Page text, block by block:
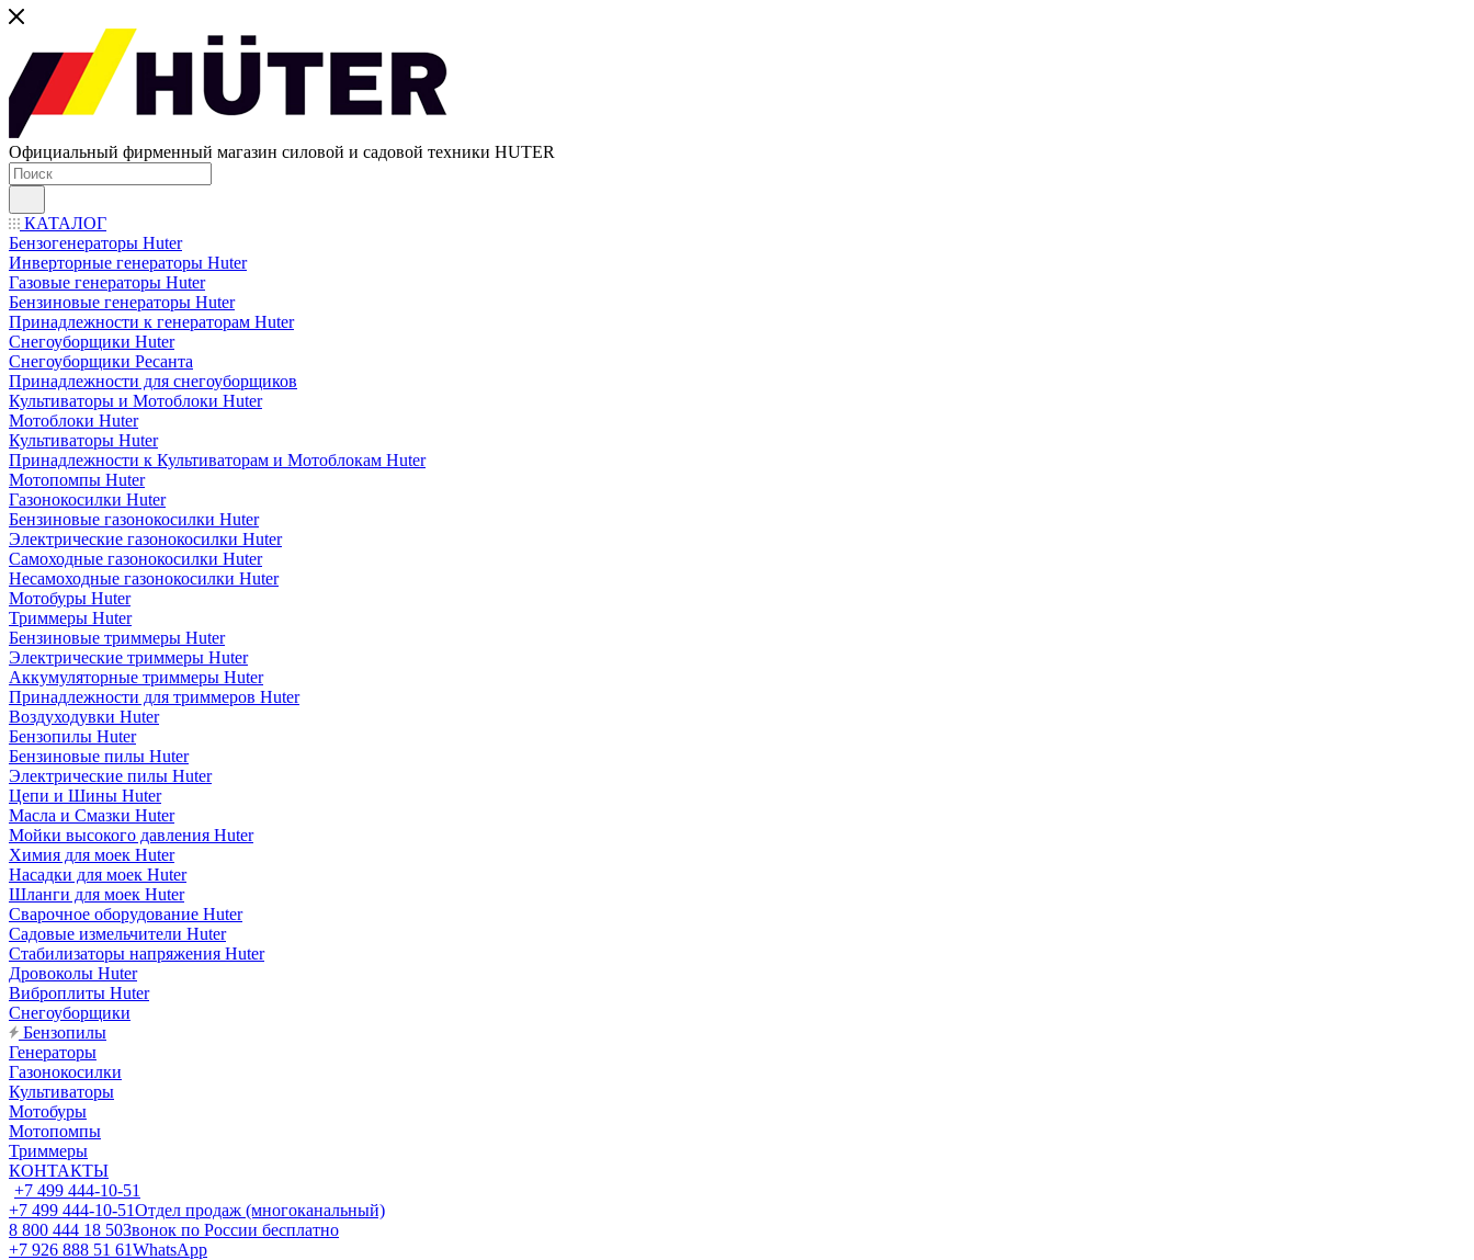
Официальный фирменный магазин силовой и садовой техники HUTER
КАТАЛОГ
Бензогенераторы Huter
Инверторные генераторы Huter
Газовые генераторы Huter
Бензиновые генераторы Huter
Принадлежности к генераторам Huter
Снегоуборщики Huter
Снегоуборщики Ресанта
Принадлежности для снегоуборщиков
Культиваторы и Мотоблоки Huter
Мотоблоки Huter
Культиваторы Huter
Принадлежности к Культиваторам и Мотоблокам Huter
Мотопомпы Huter
Газонокосилки Huter
Бензиновые газонокосилки Huter
Электрические газонокосилки Huter
Самоходные газонокосилки Huter
Несамоходные газонокосилки Huter
Мотобуры Huter
Триммеры Huter
Бензиновые триммеры Huter
Электрические триммеры Huter
Аккумуляторные триммеры Huter
Принадлежности для триммеров Huter
Воздуходувки Huter
Бензопилы Huter
Бензиновые пилы Huter
Электрические пилы Huter
Цепи и Шины Huter
Масла и Смазки Huter
Мойки высокого давления Huter
Химия для моек Huter
Насадки для моек Huter
Шланги для моек Huter
Сварочное оборудование Huter
Садовые измельчители Huter
Стабилизаторы напряжения Huter
Дровоколы Huter
Виброплиты Huter
Снегоуборщики
Бензопилы
Генераторы
Газонокосилки
Культиваторы
Мотобуры
Мотопомпы
Триммеры
КОНТАКТЫ
+7 499 444-10-51
+7 499 444-10-51Отдел продаж (многоканальный)
8 800 444 18 50Звонок по России бесплатно
+7 926 888 51 61WhatsApp